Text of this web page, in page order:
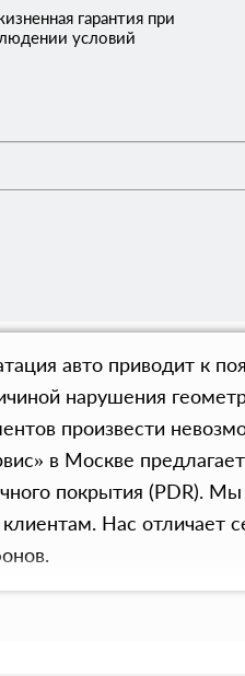
гарантия при
условий
авто приводит к
нарушения
произвести
в Москве
покрытия (PDR).
Нас отличает